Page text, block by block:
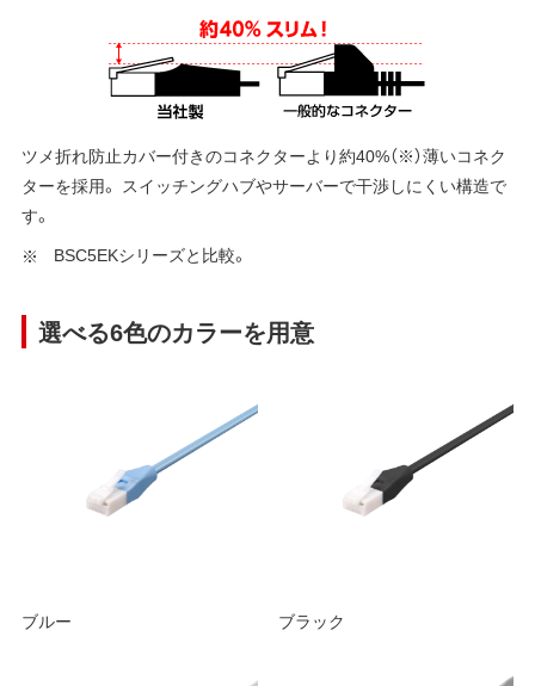
ツメ折れ防止カバー付きのコネクターより約40%（※）薄いコネク
ターを採用。 スイッチングハブやサーバーで干渉しにくい構造で
す。
BSC5EKシリーズと比較。
選べる6色のカラーを用意
ブルー ブラック